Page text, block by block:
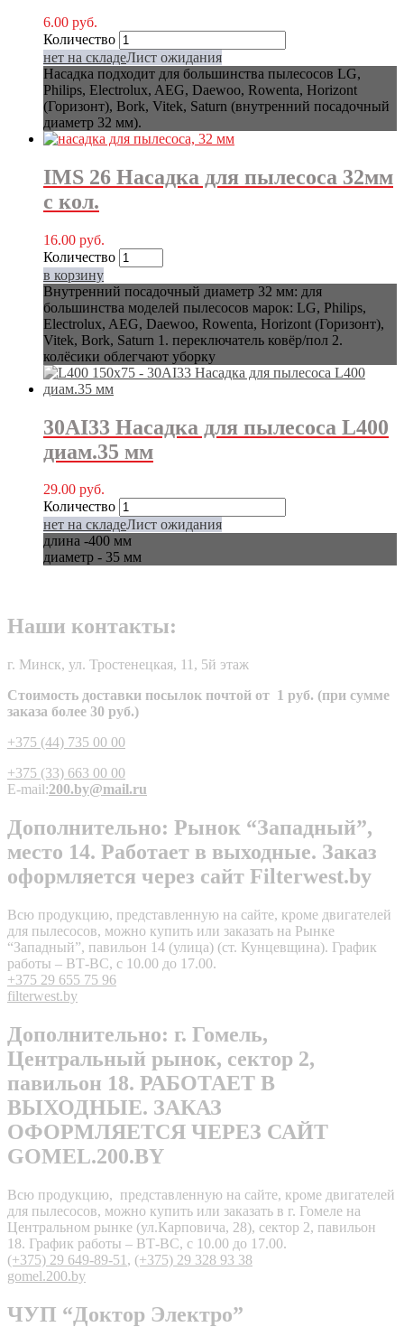
6.00 руб.
Количество
нет на складеЛист ожидания
Насадка подходит для большинства пылесосов LG,
Philips, Electrolux, AEG, Daewoo, Rowenta, Horizont
(Горизонт), Bork, Vitek, Saturn (внутренний посадочный
диаметр 32 мм).
IMS 26 Насадка для пылесоса 32мм
с кол.
16.00 руб.
Количество
в корзину
Внутренний посадочный диаметр 32 мм: для
большинства моделей пылесосов марок: LG, Philips,
Electrolux, AEG, Daewoo, Rowenta, Horizont (Горизонт),
Vitek, Bork, Saturn 1. переключатель ковёр/пол 2.
колёсики облегчают уборку
30AI33 Насадка для пылесоса L400
диам.35 мм
29.00 руб.
Количество
нет на складеЛист ожидания
длина -400 мм
диаметр - 35 мм
Наши контакты:
г. Минск, ул. Тростенецкая, 11, 5й этаж
Стоимость доставки посылок почтой от 1 руб. (при сумме
заказа более 30 руб.)
+375 (44) 735 00 00
+375 (33) 663 00 00
E-mail:200.by@mail.ru
Дополнительно: Рынок “Западный”,
место 14. Работает в выходные. Заказ
оформляется через сайт Filterwest.by
Всю продукцию, представленную на сайте, кроме двигателей
для пылесосов, можно купить или заказать на Рынке
“Западный”, павильон 14 (улица) (ст. Кунцевщина). График
работы – ВТ-ВС, с 10.00 до 17.00.
+375 29 655 75 96
filterwest.by
Дополнительно: г. Гомель,
Центральный рынок, сектор 2,
павильон 18. РАБОТАЕТ В
ВЫХОДНЫЕ. ЗАКАЗ
ОФОРМЛЯЕТСЯ ЧЕРЕЗ САЙТ
GOMEL.200.BY
Всю продукцию, представленную на сайте, кроме двигателей
для пылесосов, можно купить или заказать в г. Гомеле на
Центральном рынке (ул.Карповича, 28), сектор 2, павильон
18. График работы – ВТ-ВС, с 10.00 до 17.00.
(+375) 29 649-89-51 , (+375) 29 328 93 38
gomel.200.by
ЧУП “Доктор Электро”